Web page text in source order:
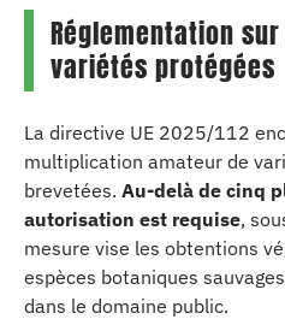
Réglementation
variétés protégées
La directive UE 2025/112
multiplication amateur de
brevetées. Au-delà de cinq
autorisation est requise,
mesure vise les obtentions
espèces botaniques
dans le domaine public.